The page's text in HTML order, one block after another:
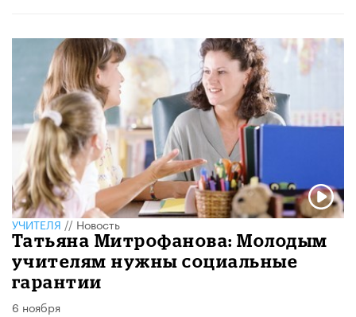
УЧИТЕЛЯ//Новость
Татьяна Митрофанова: Молодым
учителям нужны социальные
гарантии
6 ноября